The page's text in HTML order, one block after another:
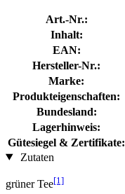
Art.-Nr.:
Inhalt:
EAN:
Hersteller-Nr.:
Marke:
Produkteigenschaften:
Bundesland:
Lagerhinweis:
Gütesiegel & Zertifikate:
Zutaten
grüner Tee[1]